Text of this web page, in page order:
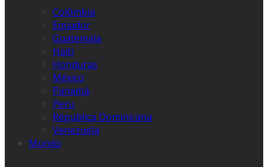
Colômbia
Equador
Guatemala
Haiti
Honduras
México
Panamá
Peru
Républica Dominicana
Venezuela
Mundo